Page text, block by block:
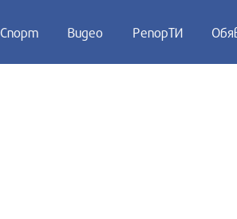
Спорт Видео РепорТИ